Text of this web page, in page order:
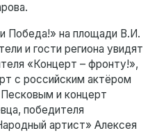
Победа!» на площади В.И.
и гости региона увидят
«Концерт – фронту!»,
с российским актёром
и концерт
победителя
артист» Алексея